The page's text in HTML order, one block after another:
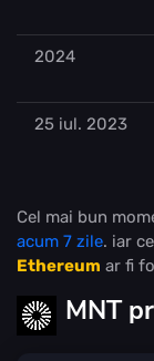
2024
25 iul. 2023
Cel mai bun
acum 7 zile. iar
Ethereum ar fi
MNT